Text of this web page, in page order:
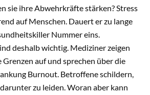
sie ihre Abwehrkräfte stärken? Stress
auf Menschen. Dauert er zu lange
Nummer eins.
deshalb wichtig. Mediziner zeigen
auf und sprechen über die
Burnout. Betroffene schildern,
zu leiden. Woran aber kann